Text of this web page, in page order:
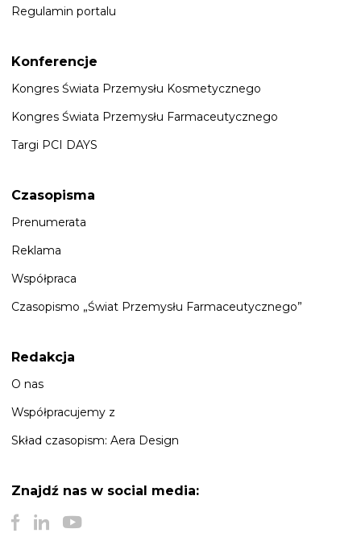
Regulamin portalu
Konferencje
Kongres Świata Przemysłu Kosmetycznego
Kongres Świata Przemysłu Farmaceutycznego
Targi PCI DAYS
Czasopisma
Prenumerata
Reklama
Współpraca
Czasopismo „Świat Przemysłu Farmaceutycznego”
Redakcja
O nas
Współpracujemy z
Skład czasopism: Aera Design
Znajdź nas w social media: